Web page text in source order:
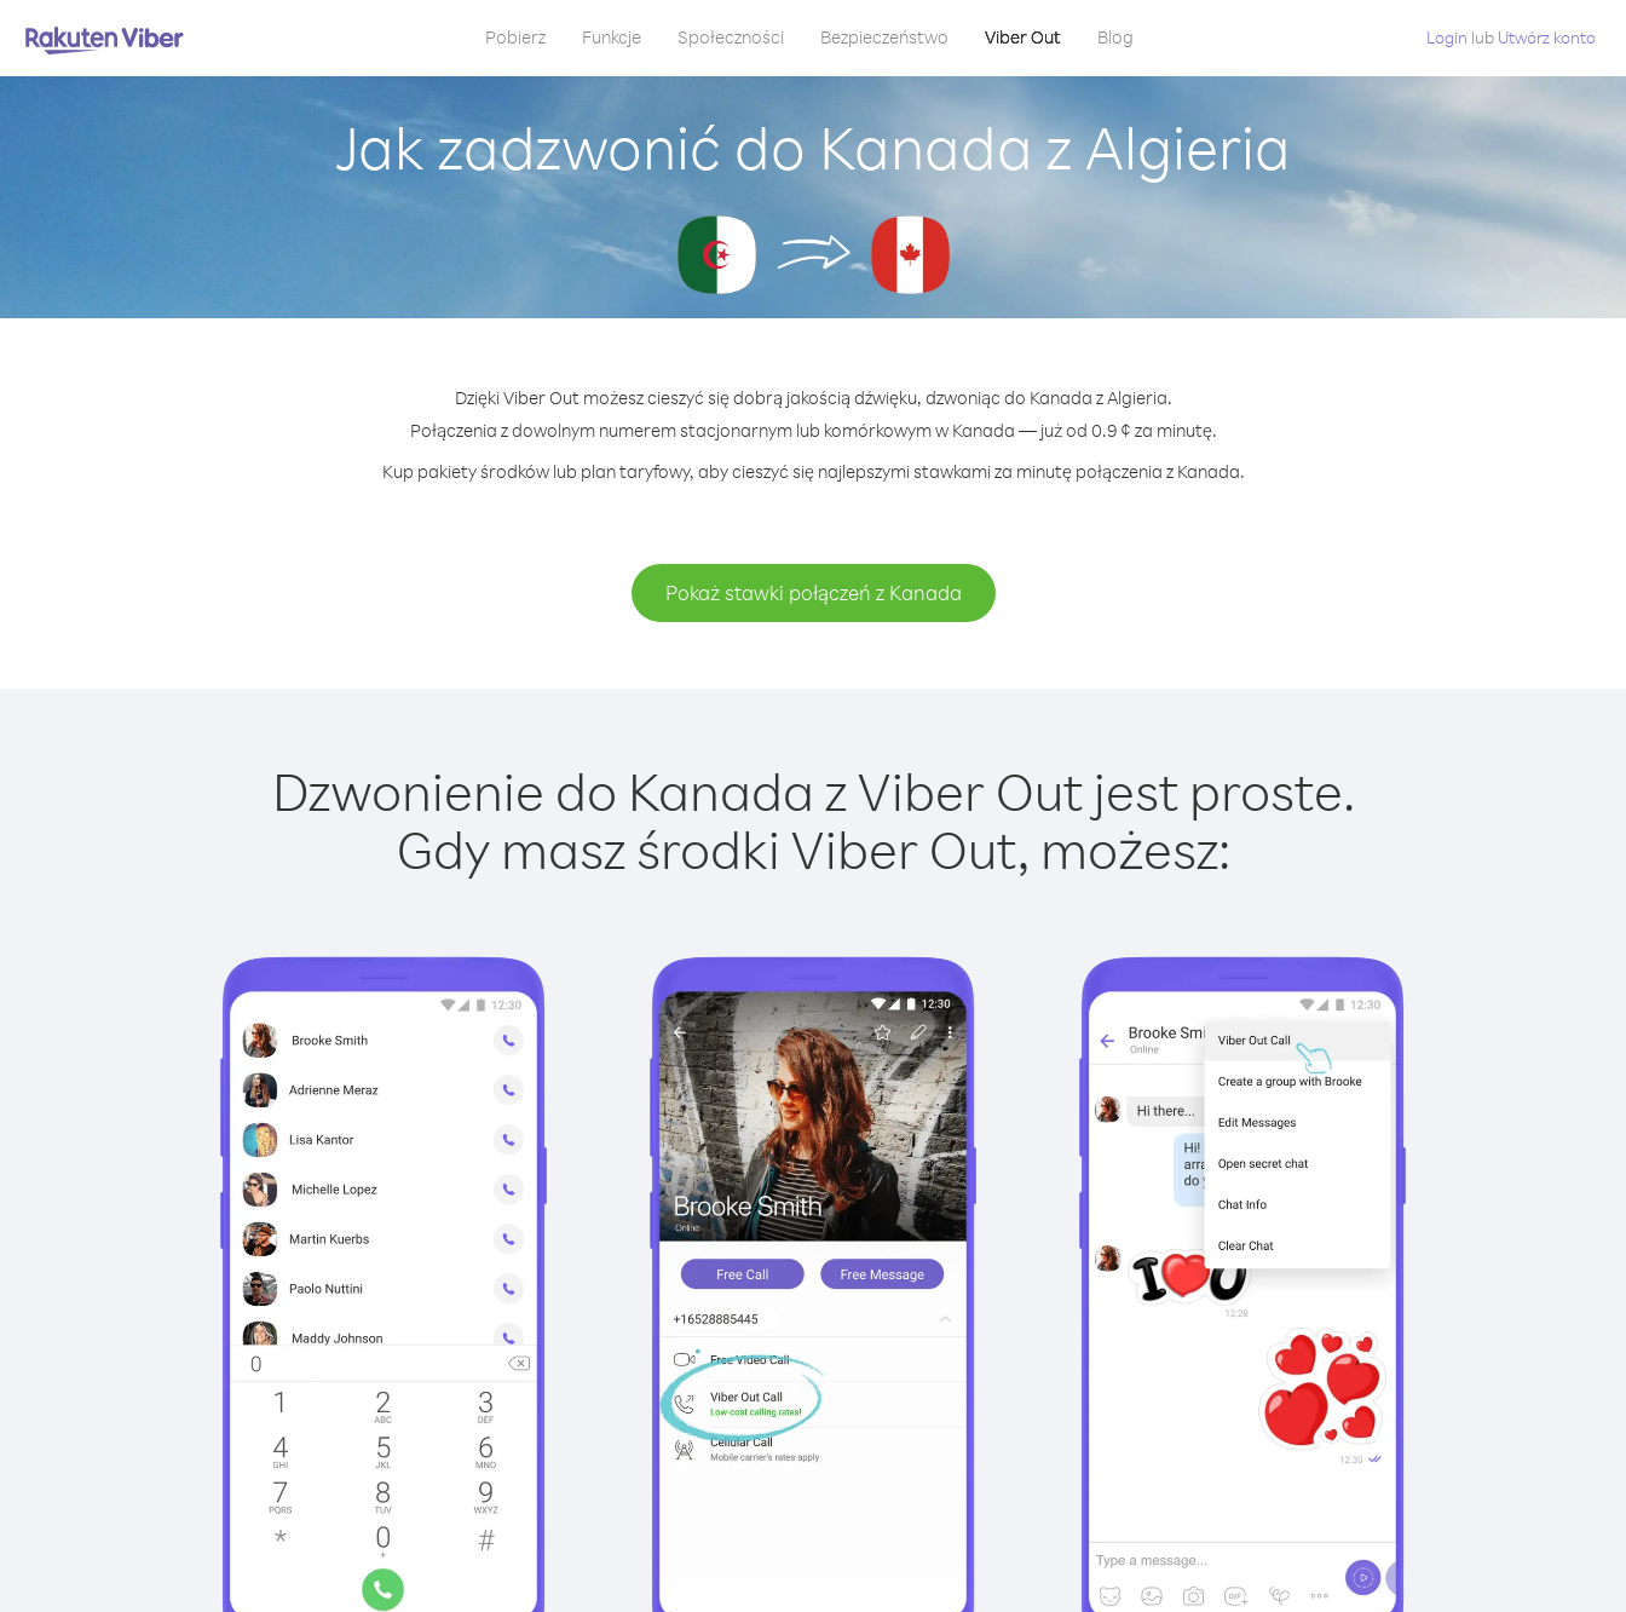
Pobierz Funkcje Społeczności Bezpieczeństwo Viber Out Blog Login lub Utwórz konto
Jak zadzwonić do Kanada z Algieria
Dzięki Viber Out możesz cieszyć się dobrą jakością dźwięku, dzwoniąc do Kanada z Algieria.
Połączenia z dowolnym numerem stacjonarnym lub komórkowym w Kanada — już od 0.9 ¢ za minutę.
Kup pakiety środków lub plan taryfowy, aby cieszyć się najlepszymi stawkami za minutę połączenia z Kanada.
Pokaż stawki połączeń z Kanada
Dzwonienie do Kanada z Viber Out jest proste.
Gdy masz środki Viber Out, możesz: